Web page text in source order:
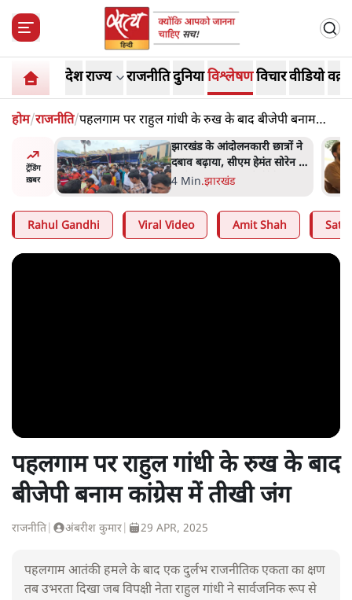
देशराज्य राजनीतिदुनियाविश्लेषणविचारवीडियो
होम/राजनीति/पहलगाम पर राहुल गांधी के रुख के बाद बीजेपी बनाम
कांग्रेस में तीखी जंग
ट्रेंडिंग
ख़बर
अहमद
में बंद
झारखंड के आंदोलनकारी छात्रों ने
दबाव बढ़ाया, सीएम हेमंत सोरेन का
इस्तीफा मांगा, 10 को घेरेंगे
4 Min.झारखंड
Rahul Gandhi Viral Video Amit Shah
पहलगाम पर राहुल गांधी के रुख के बाद
बीजेपी बनाम कांग्रेस में तीखी जंग
राजनीति अंबरीश कुमार 29 APR, 2025
पहलगाम आतंकी हमले के बाद एक दुर्लभ राजनीतिक एकता का क्षण
तब उभरता दिखा जब विपक्षी नेता राहुल गांधी ने सार्वजनिक रूप से